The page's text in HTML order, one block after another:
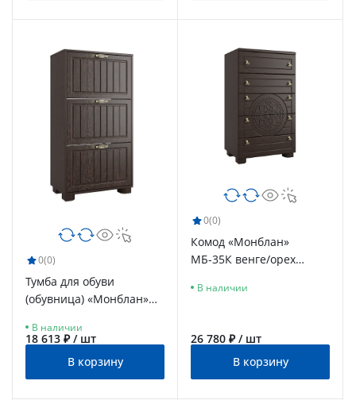
0(0)
Тумба для обуви
(обувница) «Монблан»
шоколадный
В наличии
18 613 ₽ / шт
В корзину
0(0)
Комод «Монблан»
МБ-35К венге/орех
В наличии
26 780 ₽ / шт
В корзину